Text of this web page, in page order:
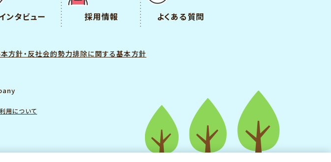
ンタビュー 採用情報 よくある質問
方針・反社会的勢力排除に関する基本方針
用について